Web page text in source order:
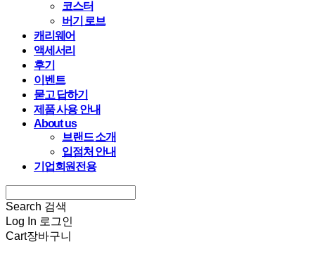
코스터
버기 로브
캐리웨어
액세서리
후기
이벤트
묻고 답하기
제품 사용 안내
About us
브랜드 소개
입점처 안내
기업회원전용
Search 검색
Log In 로그인
Cart장바구니